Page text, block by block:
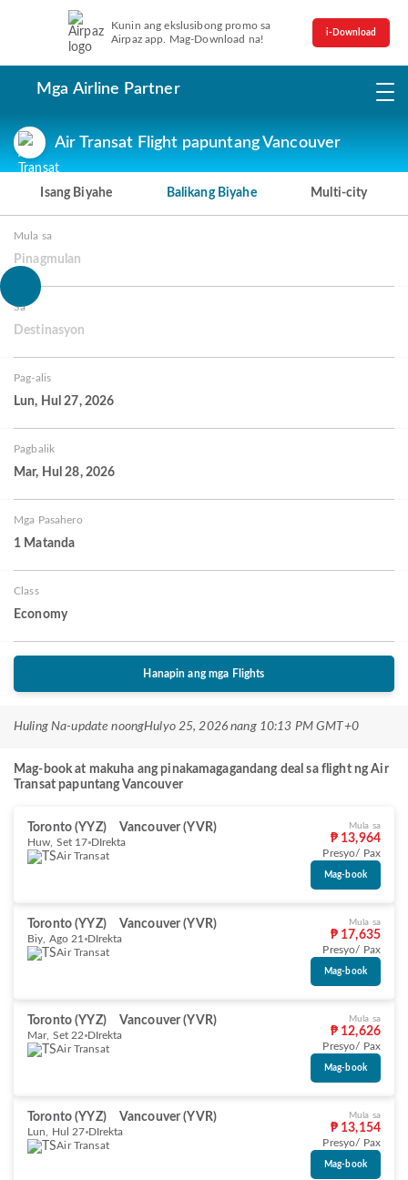
Kunin ang ekslusibong promo sa
Airpaz app. Mag-Download na!
i-Download
Mga Airline Partner
Air Transat Flight papuntang Vancouver
Isang Biyahe Balikang Biyahe Multi-city
Mula sa
Pinagmulan
Sa
Destinasyon
Pag-alis
Lun, Hul 27, 2026
Pagbalik
Mar, Hul 28, 2026
Mga Pasahero
1 Matanda
Class
Economy
Hanapin ang mga Flights
Huling Na-update noongHulyo 25, 2026 nang 10:13 PM GMT+0
Mag-book at makuha ang pinakamagagandang deal sa flight ng Air
Transat papuntang Vancouver
Toronto (YYZ) Vancouver (YVR)
Huw, Set 17 DIrekta
Air Transat
Mula sa
₱ 13,964
Presyo/ Pax
Mag-book
Toronto (YYZ) Vancouver (YVR)
Biy, Ago 21 DIrekta
Air Transat
Mula sa
₱ 17,635
Presyo/ Pax
Mag-book
Toronto (YYZ) Vancouver (YVR)
Mar, Set 22 DIrekta
Air Transat
Mula sa
₱ 12,626
Presyo/ Pax
Mag-book
Toronto (YYZ) Vancouver (YVR)
Lun, Hul 27 DIrekta
Air Transat
Mula sa
₱ 13,154
Presyo/ Pax
Mag-book